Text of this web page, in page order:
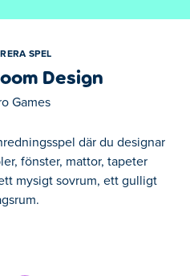
SPEL
Design
Games
där du designar
fönster, mattor, tapeter
mysigt sovrum, ett gulligt